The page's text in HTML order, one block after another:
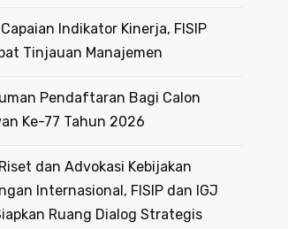
Indikator Kinerja, FISIP
Tinjauan Manajemen
Pendaftaran Bagi Calon
Ke-77 Tahun 2026
dan Advokasi Kebijakan
Internasional, FISIP dan IGJ
Ruang Dialog Strategis